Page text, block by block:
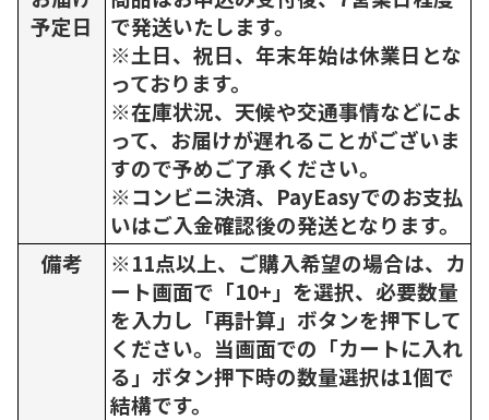
予定日
で発送いたします。
※土日、祝日、年末年始は休業日とな
っております。
※在庫状況、天候や交通事情などによ
って、お届けが遅れることがございま
すので予めご了承ください。
※コンビニ決済、PayEasyでのお支払
いはご入金確認後の発送となります。
備考
※11点以上、ご購入希望の場合は、カ
ート画面で「10+」を選択、必要数量
を入力し「再計算」ボタンを押下して
ください。当画面での「カートに入れ
る」ボタン押下時の数量選択は1個で
結構です。